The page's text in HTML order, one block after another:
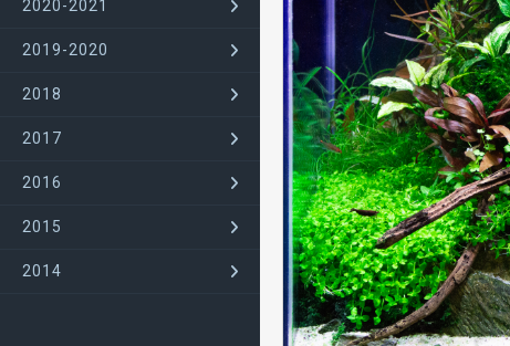
2020-2021
2019-2020
2018
2017
2016
2015
2014